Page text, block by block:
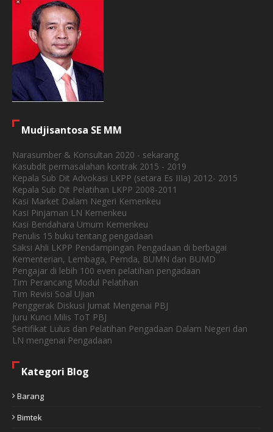
Mudjisantosa SE MM
Narasumber & Konsultan 2020 - sekarang
Kasubdit permasalahan kontrak 2015 - 2019
Kepala Sub Dit Advokasi LKPP (setara Es IIIa) 2012- 2015
Kepala Sub Dit Pelatihan LKPP 2008-2011
Kasi Market Dalam Negeri Kemenkeu
Kasi Pinjaman LN Kemenkeu
Kasi Bendahara Umum Kemenkeu
Penulis 15 buku tentang pengadaan
Saksi Ahli LKPP Pendampingan Pengadaan di berbagai
Kementerian, Lembaga, Pemda, BUMN dan BUMD
Pengajar di lebih 100 even pelatihan pengadaan
Tim Perancang Modul Pelatihan
Tim Revisi Soal Ujian
Penggerak Diskusi Jumat Mengenai PBJ
Juru Kunci Milis ToT PBJ
Sertifikat Lulus dan Pelatihan Pengadaan Dalam Negeri dan
LN mengenai Pengadaan
Kategori Blog
Barang
Bimtek